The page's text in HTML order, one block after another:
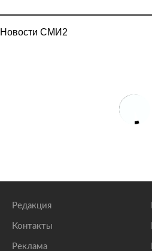
Новости СМИ2
Редакция
Контакты
Реклама